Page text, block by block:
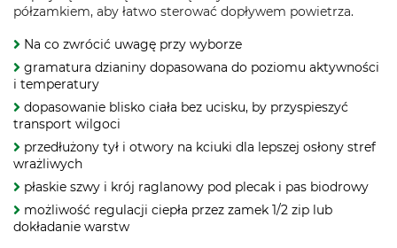
półzamkiem, aby łatwo sterować dopływem powietrza.
Na co zwrócić uwagę przy wyborze
gramatura dzianiny dopasowana do poziomu aktywności
i temperatury
dopasowanie blisko ciała bez ucisku, by przyspieszyć
transport wilgoci
przedłużony tył i otwory na kciuki dla lepszej osłony stref
wrażliwych
płaskie szwy i krój raglanowy pod plecak i pas biodrowy
możliwość regulacji ciepła przez zamek 1/2 zip lub
dokładanie warstw